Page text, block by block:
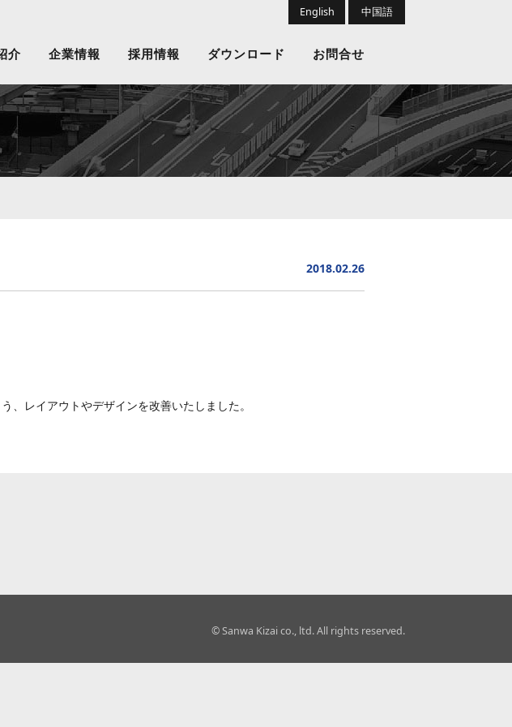
English 中国語
介 企業情報 採用情報 ダウンロード お問合せ
2018.02.26
レイアウトやデザインを改善いたしました。
© Sanwa Kizai co., ltd. All rights reserved.